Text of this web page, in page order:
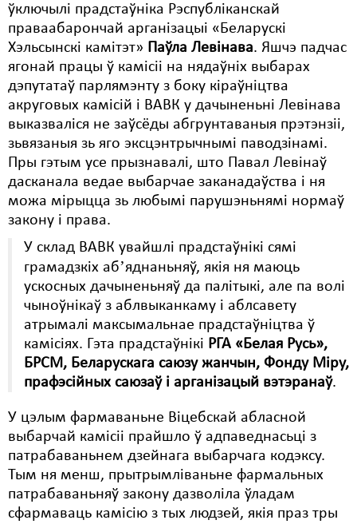
ўключылі прадстаўніка Рэспубліканскай
праваабарончай арганізацыі «Беларускі
Хэльсынскі камітэт» Паўла Левінава. Яшчэ падчас
ягонай працы ў камісіі на нядаўніх выбарах
дэпутатаў парлямэнту з боку кіраўніцтва
акруговых камісій і ВАВК у дачыненьні Левінава
выказваліся не заўсёды абгрунтаваныя прэтэнзіі,
зьвязаныя зь яго эксцэнтрычнымі паводзінамі.
Пры гэтым усе прызнавалі, што Павал Левінаў
дасканала ведае выбарчае заканадаўства і ня
можа мірыцца зь любымі парушэньнямі нормаў
закону і права.
У склад ВАВК увайшлі прадстаўнікі сямі
грамадзкіх абʼяднаньняў, якія ня маюць
ускосных дачыненьняў да палітыкі, але па волі
чыноўнікаў з аблвыканкаму і аблсавету
атрымалі максымальнае прадстаўніцтва ў
камісіях. Гэта прадстаўнікі РГА «Белая Русь»,
БРСМ, Беларускага саюзу жанчын, Фонду Міру,
прафэсійных саюзаў і арганізацый вэтэранаў.
У цэлым фармаваньне Віцебскай абласной
выбарчай камісіі прайшло ў адпаведнасьці з
патрабаваньнем дзейнага выбарчага кодэксу.
Тым ня менш, прытрымліваньне фармальных
патрабаваньняў закону дазволіла ўладам
сфармаваць камісію з тых людзей, якія праз тры